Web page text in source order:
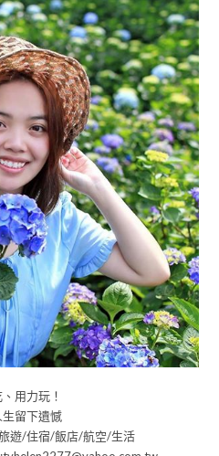
用力玩！
留下遺憾
遊/住宿/飯店/航空/生活